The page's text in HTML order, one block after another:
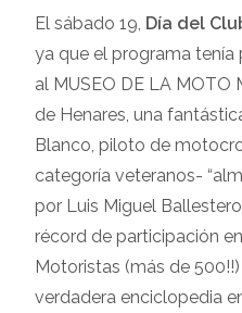
El sábado 19, Día del
ya que el programa tenía
al MUSEO DE LA MOTO
de Henares, una
Blanco, piloto de
categoría veteranos-
por Luis Miguel
récord de participación
Motoristas (más de
verdadera enciclopedia